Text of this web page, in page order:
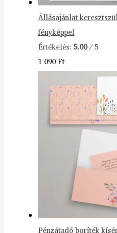
Állásajánlat
fényképpel
Értékelés: 5.00/ 5
1 090Ft
Pénzátadó boríték